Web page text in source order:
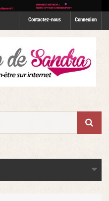
Connexion
Contactez-nous